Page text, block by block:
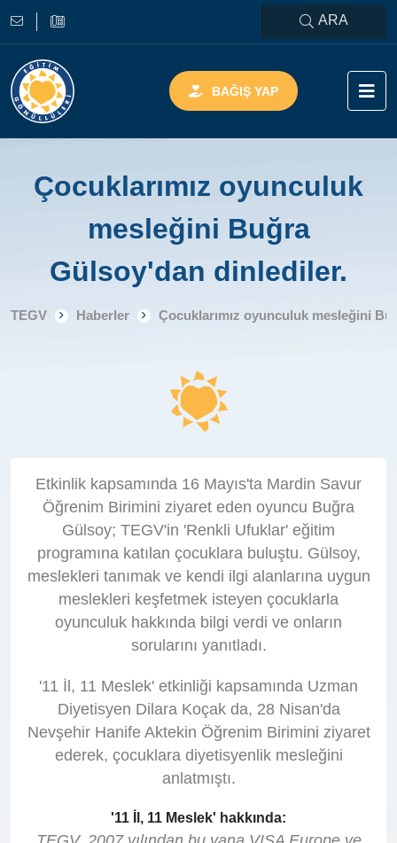
ARA
BAĞIŞ YAP
Çocuklarımız oyunculuk
mesleğini Buğra
Gülsoy'dan dinlediler.
TEGV Haberler Çocuklarımız oyunculuk mesleğini
Etkinlik kapsamında 16 Mayıs'ta Mardin Savur
Öğrenim Birimini ziyaret eden oyuncu Buğra
Gülsoy; TEGV'in 'Renkli Ufuklar' eğitim
programına katılan çocuklara buluştu. Gülsoy,
meslekleri tanımak ve kendi ilgi alanlarına uygun
meslekleri keşfetmek isteyen çocuklarla
oyunculuk hakkında bilgi verdi ve onların
sorularını yanıtladı.
'11 İl, 11 Meslek' etkinliği kapsamında Uzman
Diyetisyen Dilara Koçak da, 28 Nisan'da
Nevşehir Hanife Aktekin Öğrenim Birimini ziyaret
ederek, çocuklara diyetisyenlik mesleğini
anlatmıştı.
'11 İl, 11 Meslek' hakkında: